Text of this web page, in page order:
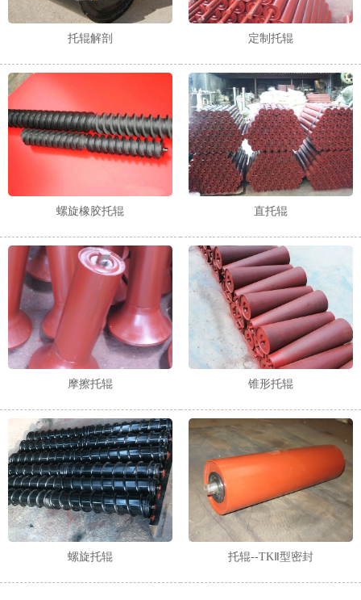
托辊解剖 定制托辊
螺旋橡胶托辊 直托辊
摩擦托辊 锥形托辊
螺旋托辊 托辊--TKⅡ型密封